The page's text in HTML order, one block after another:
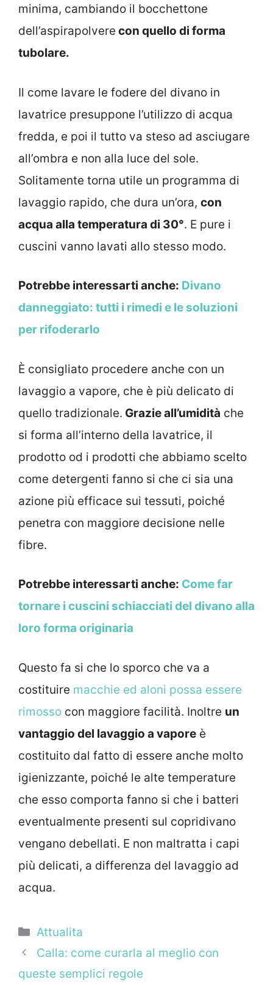
minima, cambiando il bocchettone
dell’aspirapolvere con quello di forma
tubolare.
Il come lavare le fodere del divano in
lavatrice presuppone l’utilizzo di acqua
fredda, e poi il tutto va steso ad asciugare
all’ombra e non alla luce del sole.
Solitamente torna utile un programma di
lavaggio rapido, che dura un’ora, con
acqua alla temperatura di 30°. E pure i
cuscini vanno lavati allo stesso modo.
Potrebbe interessarti anche: Divano
danneggiato: tutti i rimedi e le soluzioni
per rifoderarlo
È consigliato procedere anche con un
lavaggio a vapore, che è più delicato di
quello tradizionale. Grazie all’umidità che
si forma all’interno della lavatrice, il
prodotto od i prodotti che abbiamo scelto
come detergenti fanno si che ci sia una
azione più efficace sui tessuti, poiché
penetra con maggiore decisione nelle
fibre.
Potrebbe interessarti anche: Come far
tornare i cuscini schiacciati del divano alla
loro forma originaria
Questo fa si che lo sporco che va a
costituire macchie ed aloni possa essere
rimosso con maggiore facilità. Inoltre un
vantaggio del lavaggio a vapore è
costituito dal fatto di essere anche molto
igienizzante, poiché le alte temperature
che esso comporta fanno si che i batteri
eventualmente presenti sul copridivano
vengano debellati. E non maltratta i capi
più delicati, a differenza del lavaggio ad
acqua.
Categorie
Attualita
Calla: come curarla al meglio con
queste semplici regole